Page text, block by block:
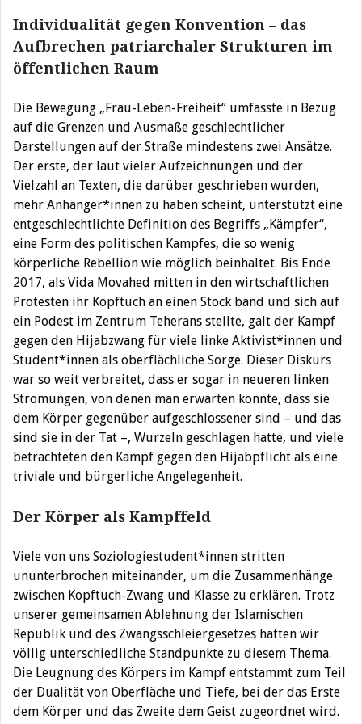
Individualität gegen Konvention – das
Aufbrechen patriarchaler Strukturen im
öffentlichen Raum
Die Bewegung „Frau-Leben-Freiheit“ umfasste in Bezug
auf die Grenzen und Ausmaße geschlechtlicher
Darstellungen auf der Straße mindestens zwei Ansätze.
Der erste, der laut vieler Aufzeichnungen und der
Vielzahl an Texten, die darüber geschrieben wurden,
mehr Anhänger*innen zu haben scheint, unterstützt eine
entgeschlechtlichte Definition des Begriffs „Kämpfer“,
eine Form des politischen Kampfes, die so wenig
körperliche Rebellion wie möglich beinhaltet. Bis Ende
2017, als Vida Movahed mitten in den wirtschaftlichen
Protesten ihr Kopftuch an einen Stock band und sich auf
ein Podest im Zentrum Teherans stellte, galt der Kampf
gegen den Hijabzwang für viele linke Aktivist*innen und
Student*innen als oberflächliche Sorge. Dieser Diskurs
war so weit verbreitet, dass er sogar in neueren linken
Strömungen, von denen man erwarten könnte, dass sie
dem Körper gegenüber aufgeschlossener sind – und das
sind sie in der Tat –, Wurzeln geschlagen hatte, und viele
betrachteten den Kampf gegen den Hijabpflicht als eine
triviale und bürgerliche Angelegenheit.
Der Körper als Kampffeld
Viele von uns Soziologiestudent*innen stritten
ununterbrochen miteinander, um die Zusammenhänge
zwischen Kopftuch-Zwang und Klasse zu erklären. Trotz
unserer gemeinsamen Ablehnung der Islamischen
Republik und des Zwangsschleiergesetzes hatten wir
völlig unterschiedliche Standpunkte zu diesem Thema.
Die Leugnung des Körpers im Kampf entstammt zum Teil
der Dualität von Oberfläche und Tiefe, bei der das Erste
dem Körper und das Zweite dem Geist zugeordnet wird.